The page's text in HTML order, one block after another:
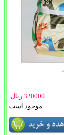
320000 ریال
موجود است